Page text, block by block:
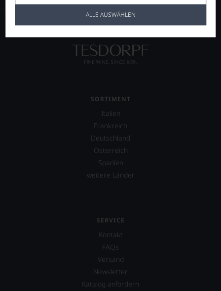
ALLE AUSWÄHLEN
SORTIMENT
Italien
Frankreich
Deutschland
Österreich
Spanien
weitere Länder
SERVICE
Kontakt
FAQs
Versand
Newsletter
Katalog anfordern